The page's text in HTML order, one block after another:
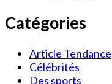
Catégories
Article Tendance
Célébrités
Des sports